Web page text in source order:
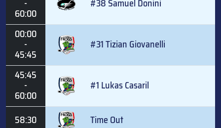
-
60:00
#38 Samuel Donini
00:00
-
45:45
#31 Tizian Giovanelli
45:45
-
60:00
#1 Lukas Casaril
58:30 Time Out